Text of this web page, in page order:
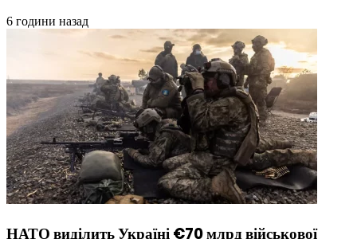
6 години назад
НАТО виділить Україні €70 млрд військової